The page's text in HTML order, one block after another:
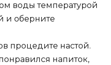
воды температурой
и оберните
процедите настой.
напиток,